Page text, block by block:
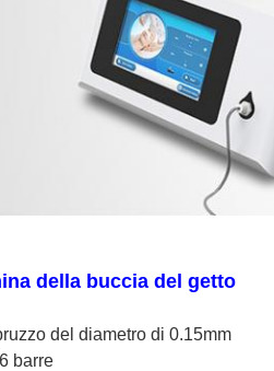
della buccia del getto
del diametro di 0.15mm
barre